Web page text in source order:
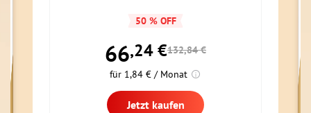
50 % OFF
66,24€132,84 €
für 1,84 € / Monat
Jetzt kaufen